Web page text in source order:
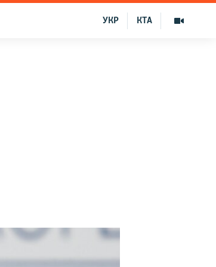
КТА
УКР